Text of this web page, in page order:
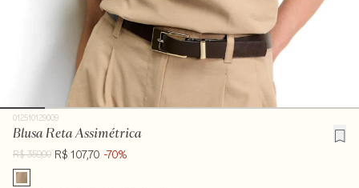
012510129009
Blusa Reta Assimétrica
R$ 359,00 R$ 107,70 -70%